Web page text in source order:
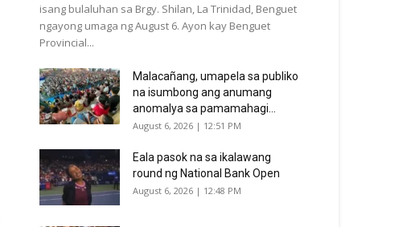
isang bulaluhan sa Brgy. Shilan, La Trinidad, Benguet
ngayong umaga ng August 6. Ayon kay Benguet
Provincial...
Malacañang, umapela sa publiko
na isumbong ang anumang
anomalya sa pamamahagi...
August 6, 2026 | 12:51 PM
Eala pasok na sa ikalawang
round ng National Bank Open
August 6, 2026 | 12:48 PM